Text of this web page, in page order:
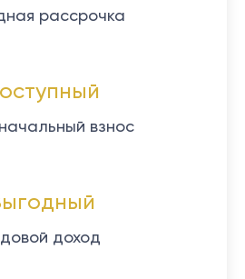
рассрочка
взнос
доход